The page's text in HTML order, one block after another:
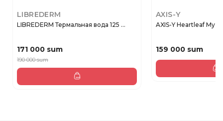
LIBREDERM
LIBREDERM Термальная вода 125 ...
171 000 sum
190 000 sum
AXIS-Y
AXIS-Y Heartleaf My-
159 000 sum